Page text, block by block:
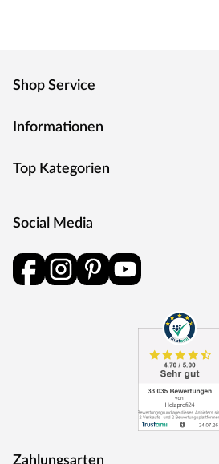
Shop Service
Informationen
Top Kategorien
Social Media
Zahlungsarten